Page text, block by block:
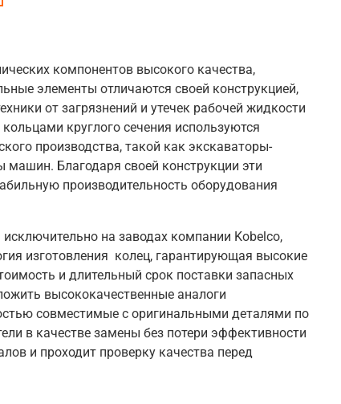
компонентов высокого качества,
элементы отличаются своей конструкцией,
от загрязнений и утечек рабочей жидкости
круглого сечения используются
производства, такой как экскаваторы-
машин. Благодаря своей конструкции эти
производительность оборудования
на заводах компании Kobelco,
изготовления колец, гарантирующая высокие
и длительный срок поставки запасных
высококачественные аналоги
совместимые с оригинальными деталями по
в качестве замены без потери эффективности
и проходит проверку качества перед